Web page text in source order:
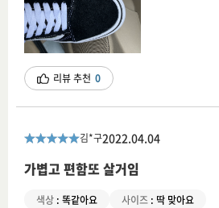
리뷰 추천 0
김*구2022.04.04
가볍고 편함또 살거임
색상 : 똑같아요 사이즈 : 딱 맞아요